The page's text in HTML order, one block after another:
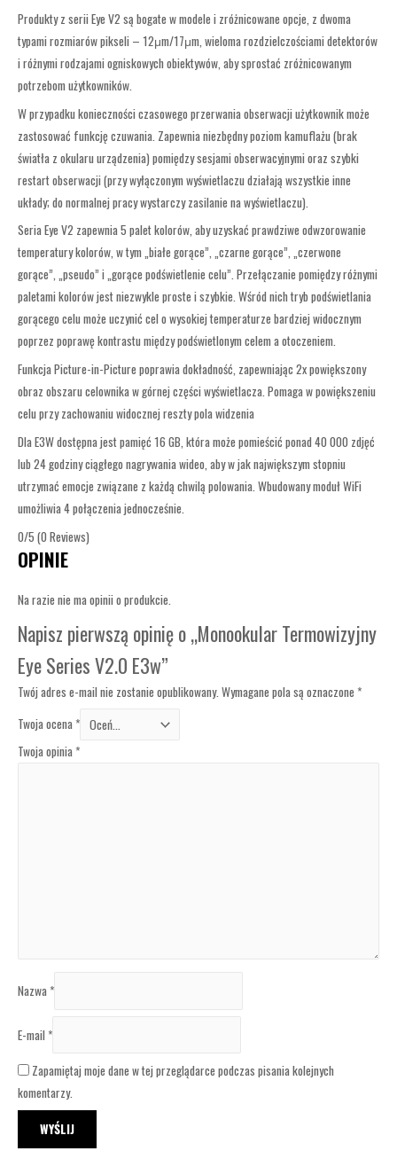
Produkty z serii Eye V2 są bogate w modele i zróżnicowane opcje, z dwoma
typami rozmiarów pikseli – 12μm/17μm, wieloma rozdzielczościami detektorów
i różnymi rodzajami ogniskowych obiektywów, aby sprostać zróżnicowanym
potrzebom użytkowników.
W przypadku konieczności czasowego przerwania obserwacji użytkownik może
zastosować funkcję czuwania. Zapewnia niezbędny poziom kamuflażu (brak
światła z okularu urządzenia) pomiędzy sesjami obserwacyjnymi oraz szybki
restart obserwacji (przy wyłączonym wyświetlaczu działają wszystkie inne
układy; do normalnej pracy wystarczy zasilanie na wyświetlaczu).
Seria Eye V2 zapewnia 5 palet kolorów, aby uzyskać prawdziwe odwzorowanie
temperatury kolorów, w tym „białe gorące”, „czarne gorące”, „czerwone
gorące”, „pseudo” i „gorące podświetlenie celu”. Przełączanie pomiędzy różnymi
paletami kolorów jest niezwykle proste i szybkie. Wśród nich tryb podświetlania
gorącego celu może uczynić cel o wysokiej temperaturze bardziej widocznym
poprzez poprawę kontrastu między podświetlonym celem a otoczeniem.
Funkcja Picture-in-Picture poprawia dokładność, zapewniając 2x powiększony
obraz obszaru celownika w górnej części wyświetlacza. Pomaga w powiększeniu
celu przy zachowaniu widocznej reszty pola widzenia
Dla E3W dostępna jest pamięć 16 GB, która może pomieścić ponad 40 000 zdjęć
lub 24 godziny ciągłego nagrywania wideo, aby w jak największym stopniu
utrzymać emocje związane z każdą chwilą polowania. Wbudowany moduł WiFi
umożliwia 4 połączenia jednocześnie.
0/5 (0 Reviews)
OPINIE
Na razie nie ma opinii o produkcie.
Napisz pierwszą opinię o „Monookular Termowizyjny
Eye Series V2.0 E3w”
Twój adres e-mail nie zostanie opublikowany. Wymagane pola są oznaczone *
Twoja ocena*
Twoja opinia *
Nazwa*
E-mail *
Zapamiętaj moje dane w tej przeglądarce podczas pisania kolejnych
komentarzy.